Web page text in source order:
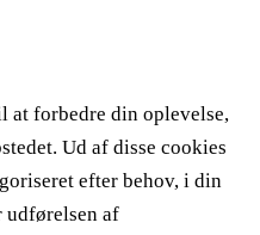
at forbedre din oplevelse,
Ud af disse cookies
efter behov, i din
af